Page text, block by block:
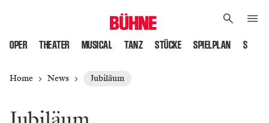
OPER THEATER MUSICAL TANZ STÜCKE SPIELPLAN
Home News Jubiläum